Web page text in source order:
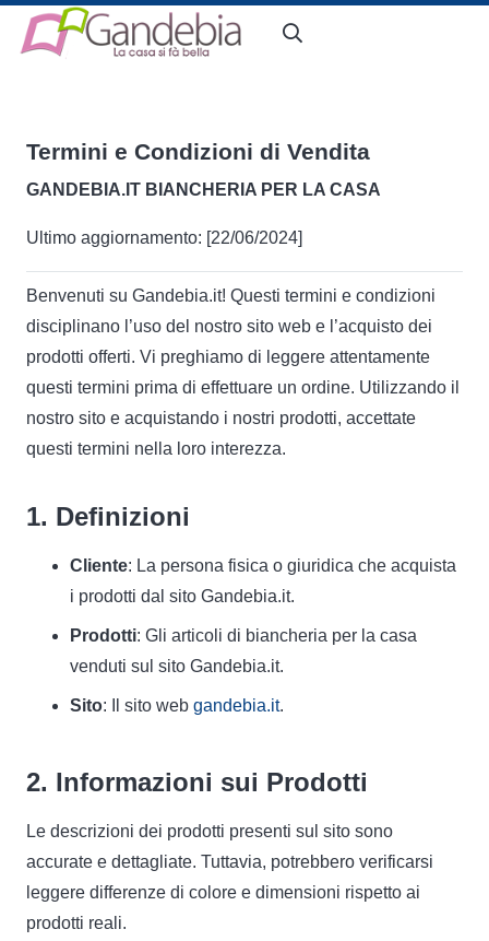
Termini e Condizioni di Vendita
GANDEBIA.IT BIANCHERIA PER LA CASA
Ultimo aggiornamento: [22/06/2024]
Benvenuti su Gandebia.it! Questi termini e condizioni
disciplinano l’uso del nostro sito web e l’acquisto dei
prodotti offerti. Vi preghiamo di leggere attentamente
questi termini prima di effettuare un ordine. Utilizzando il
nostro sito e acquistando i nostri prodotti, accettate
questi termini nella loro interezza.
1. Definizioni
Cliente: La persona fisica o giuridica che acquista
i prodotti dal sito Gandebia.it.
Prodotti: Gli articoli di biancheria per la casa
venduti sul sito Gandebia.it.
Sito: Il sito web gandebia.it.
2. Informazioni sui Prodotti
Le descrizioni dei prodotti presenti sul sito sono
accurate e dettagliate. Tuttavia, potrebbero verificarsi
leggere differenze di colore e dimensioni rispetto ai
prodotti reali.